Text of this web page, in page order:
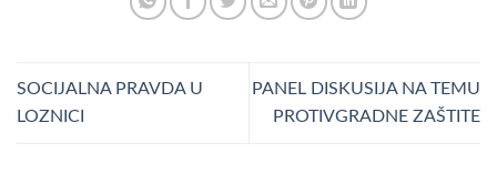
SOCIJALNA PRAVDA U
LOZNICI
PANEL DISKUSIJA NA TEMU
PROTIVGRADNE ZAŠTITE